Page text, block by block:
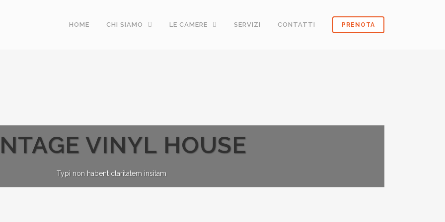
PRENOTA
HOME CHI SIAMO LE CAMERE SERVIZI CONTATTI
VINYL HOUSE
Typi non habent claritatem insitam